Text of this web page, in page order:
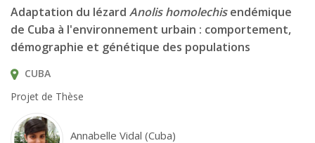
Adaptation du lézard Anolis homolechisendémique
de Cuba à l'environnement urbain : comportement,
démographie et génétique des populations
CUBA
Projet de Thèse
Annabelle Vidal (Cuba)